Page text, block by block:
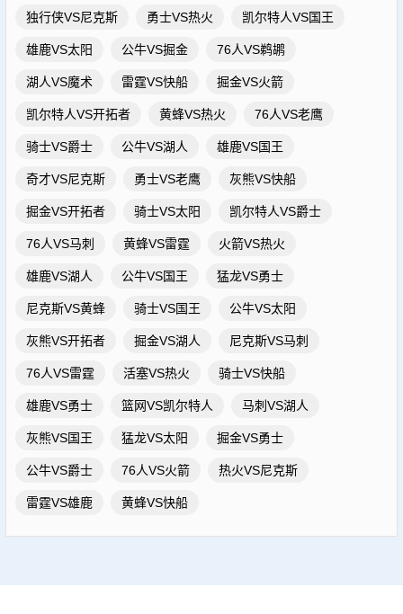
独行侠VS尼克斯 勇士VS热火 凯尔特人VS国王
雄鹿VS太阳 公牛VS掘金 76人VS鹈鹕
湖人VS魔术 雷霆VS快船 掘金VS火箭
凯尔特人VS开拓者 黄蜂VS热火 76人VS老鹰
骑士VS爵士 公牛VS湖人 雄鹿VS国王
奇才VS尼克斯 勇士VS老鹰 灰熊VS快船
掘金VS开拓者 骑士VS太阳 凯尔特人VS爵士
76人VS马刺 黄蜂VS雷霆 火箭VS热火
雄鹿VS湖人 公牛VS国王 猛龙VS勇士
尼克斯VS黄蜂 骑士VS国王 公牛VS太阳
灰熊VS开拓者 掘金VS湖人 尼克斯VS马刺
76人VS雷霆 活塞VS热火 骑士VS快船
雄鹿VS勇士 篮网VS凯尔特人 马刺VS湖人
灰熊VS国王 猛龙VS太阳 掘金VS勇士
公牛VS爵士 76人VS火箭 热火VS尼克斯
雷霆VS雄鹿 黄蜂VS快船